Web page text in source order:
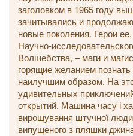
заголовком в 1965 году
зачитывались и
новые поколения. Герои
Научно-
Волшебства, – маги и
горящие желанием
наилучшим образом. На
удивительных
открытий. Машина часу і
вирощування штучної
випущеного з пляшки